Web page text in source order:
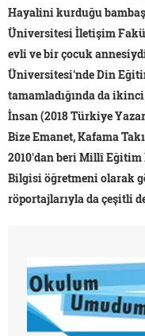
Hayalini kurduğu
Üniversitesi İletişim
evli ve bir çocuk
Üniversitesi'nde Din
tamamladığında da
İnsan (2018 Türkiye
Bize Emanet, Kafama
2010'dan beri Millî Eğitim
Bilgisi öğretmeni olarak
röportajlarıyla da çeşitli